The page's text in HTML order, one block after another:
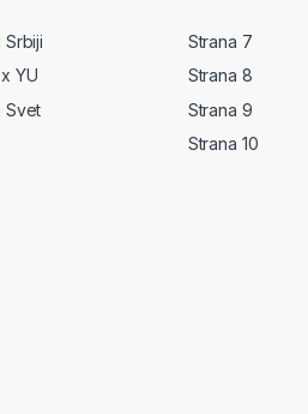
Srbiji
YU
Svet
Strana 7
Strana 8
Strana 9
Strana 10